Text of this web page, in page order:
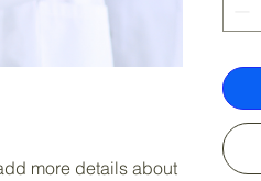
more details about